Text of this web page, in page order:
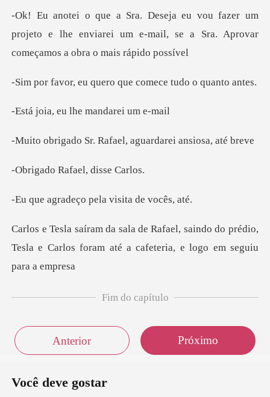
um
projeto e lhe enviarei um e-mail, se a Sra.
quero que comece
eu lhe manda
Rafael, aguardarei
Rafael, di
ço pela visita
aindo do prédio,
Tesla e Carlos foram até
Fim do capítulo
Anterior Próximo
Você deve gostar